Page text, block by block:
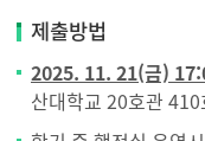
대
원
제출방법
2025. 11. 21(금)
산대학교 20호관